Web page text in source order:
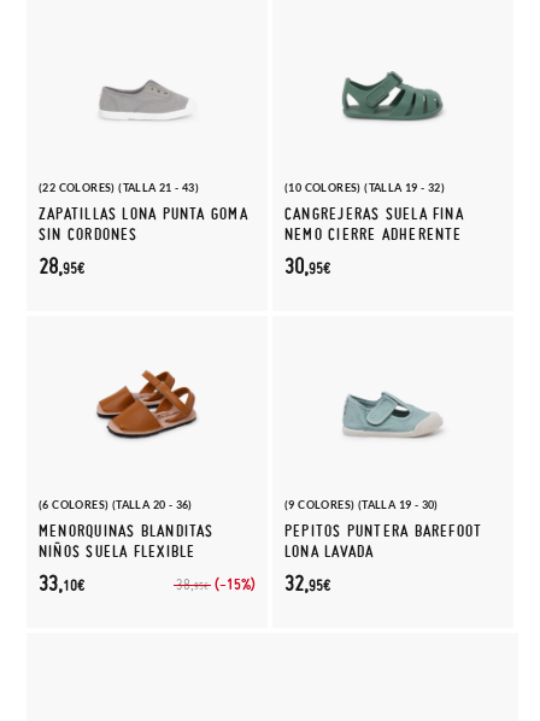
(22 COLORES) (TALLA 21 - 43)
ZAPATILLAS LONA PUNTA GOMA
SIN CORDONES
28,95€
(10 COLORES) (TALLA 19 - 32)
CANGREJERAS SUELA FINA
NEMO CIERRE ADHERENTE
30,95€
(6 COLORES) (TALLA 20 - 36)
MENORQUINAS BLANDITAS
NIÑOS SUELA FLEXIBLE
38,95€ (-15%)
33,10€
(9 COLORES) (TALLA 19 - 30)
PEPITOS PUNTERA BAREFOOT
LONA LAVADA
32,95€